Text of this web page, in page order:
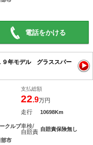
電話をかける
年モデル グラススパー
支払総額
22.9万円
走行 10698Km
クルブ車検/
自賠責 自賠責保険無し
部市